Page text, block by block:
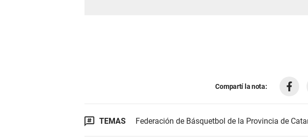
Compartí la nota:
TEMAS Federación de Básquetbol de la Provincia de